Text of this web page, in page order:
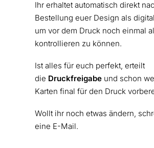
Ihr erhaltet automatisch direkt
Bestellung euer Design als
um vor dem Druck noch einmal
kontrollieren zu können.
Ist alles für euch perfekt, erteilt
die Druckfreigabeund schon
Karten final für den Druck
Wollt ihr noch etwas ändern,
eine E-Mail.